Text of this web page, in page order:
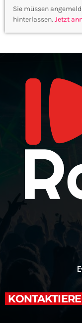
Sie müssen
hinterlassen. Jetzt